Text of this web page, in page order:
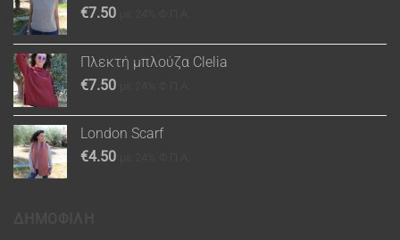
€7.50
Πλεκτή μπλούζα Clelia
€7.50
London Scarf
€4.50